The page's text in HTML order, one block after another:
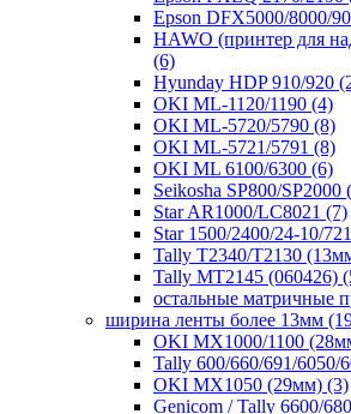
Epson DFX5000/8000/
HAWO (принтер для
(6)
Hyunday HDP 910/920
OKI ML-1120/1190 (4)
OKI ML-5720/5790 (8)
OKI ML-5721/5791 (8)
OKI ML 6100/6300 (6)
Seikosha SP800/SP2000
Star AR1000/LC8021 (7)
Star 1500/2400/24-10/
Tally T2340/T2130
Tally MT2145 (060426)
остальные матричные
ширина ленты более 13мм
OKI MX1000/1100
Tally 600/660/691/6050/
OKI MX1050 (29мм) (3)
Genicom / Tally 6600/